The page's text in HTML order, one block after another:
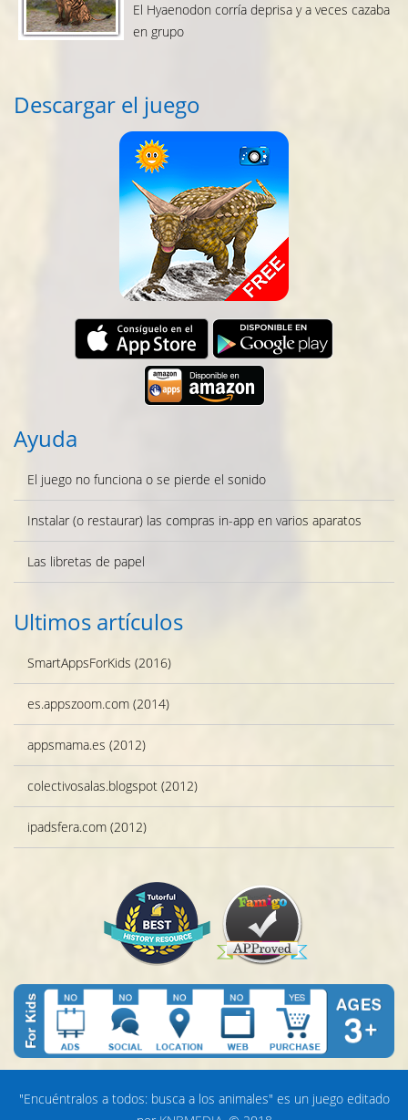
El Hyaenodon corría deprisa y a veces cazaba
en grupo
Descargar el juego
Ayuda
El juego no funciona o se pierde el sonido
Instalar (o restaurar) las compras in-app en varios aparatos
Las libretas de papel
Ultimos artículos
SmartAppsForKids (2016)
es.appszoom.com (2014)
appsmama.es (2012)
colectivosalas.blogspot (2012)
ipadsfera.com (2012)
"Encuéntralos a todos: busca a los animales" es un juego editado